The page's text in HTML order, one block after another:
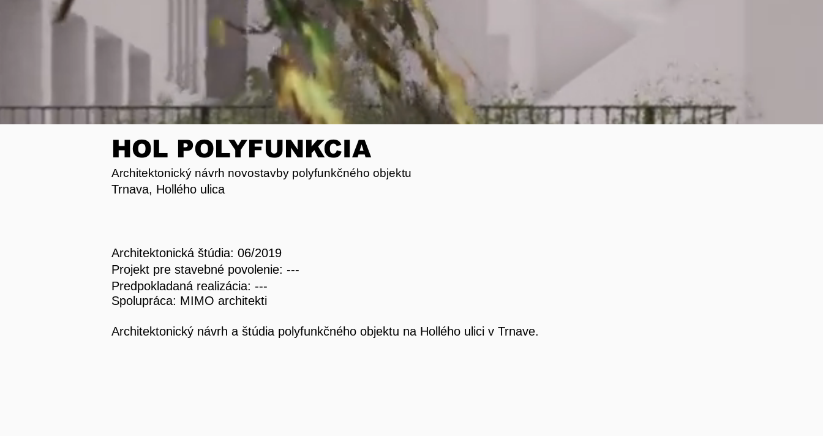
HOL POLYFUNKCIA
Architektonický návrh novostavby polyfunkčného objektu
Trnava, Hollého ulica
Architektonická štúdia: 06/2019
Projekt pre stavebné povolenie: ---
Predpokladaná realizácia: ---
Spolupráca: MIMO architekti
Architektonický návrh a štúdia polyfunkčného objektu na Hollého ulici v Trnave.